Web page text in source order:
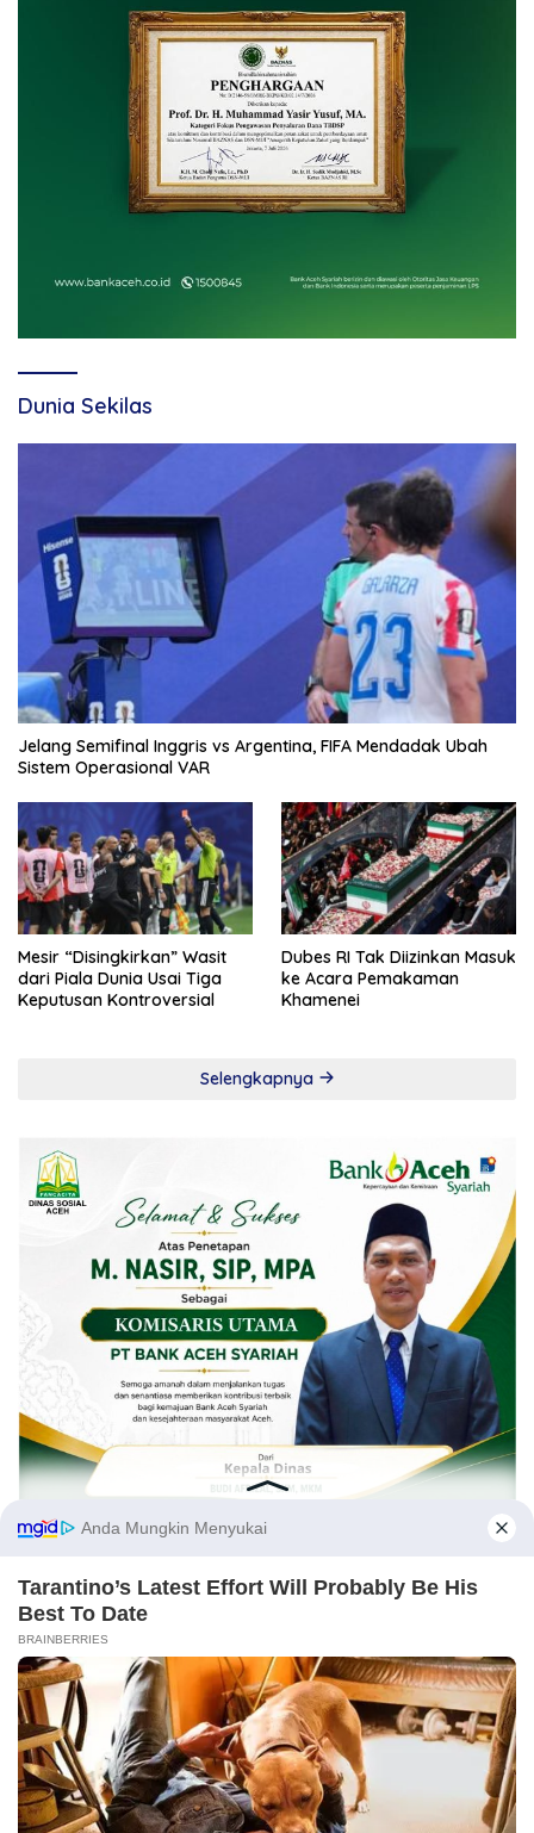
Dunia Sekilas
Jelang Semifinal Inggris vs Argentina, FIFA Mendadak Ubah
Sistem Operasional VAR
Mesir “Disingkirkan” Wasit
dari Piala Dunia Usai Tiga
Keputusan Kontroversial
Dubes RI Tak Diizinkan Masuk
ke Acara Pemakaman
Khamenei
Selengkapnya